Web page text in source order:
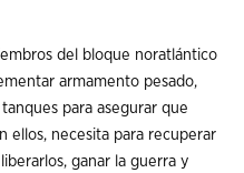
del bloque noratlántico
armamento pesado,
para asegurar que
ellos, necesita para recuperar
ganar la guerra y